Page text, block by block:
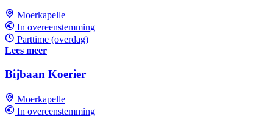
Moerkapelle
In overeenstemming
Parttime (overdag)
Lees meer
Bijbaan Koerier
Moerkapelle
In overeenstemming